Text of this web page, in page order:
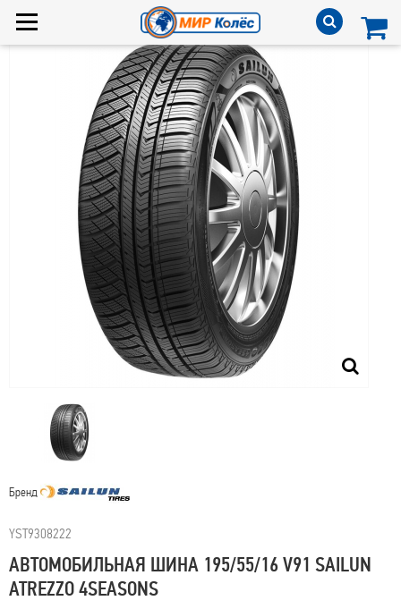
Бренд
YST9308222
АВТОМОБИЛЬНАЯ ШИНА 195/55/16 V91 SAILUN
ATREZZO 4SEASONS